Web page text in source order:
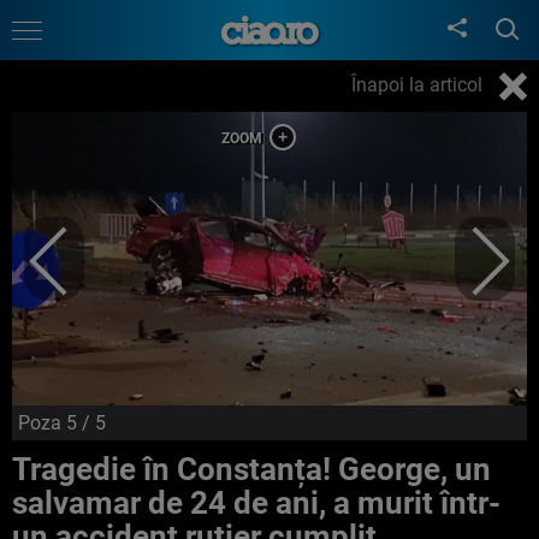
Înapoi la articol
Poza 5 / 5
Tragedie în Constanța! George, un
salvamar de 24 de ani, a murit într-